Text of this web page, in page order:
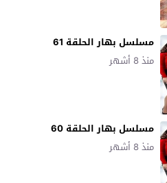
مسلسل بهار الحلقة 61
منذ 8 أشهر
مسلسل بهار الحلقة 60
منذ 8 أشهر